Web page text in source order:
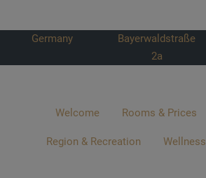
Germany
Bayerwaldstraße
2a
Welcome Rooms & Prices
Region & Recreation Wellness